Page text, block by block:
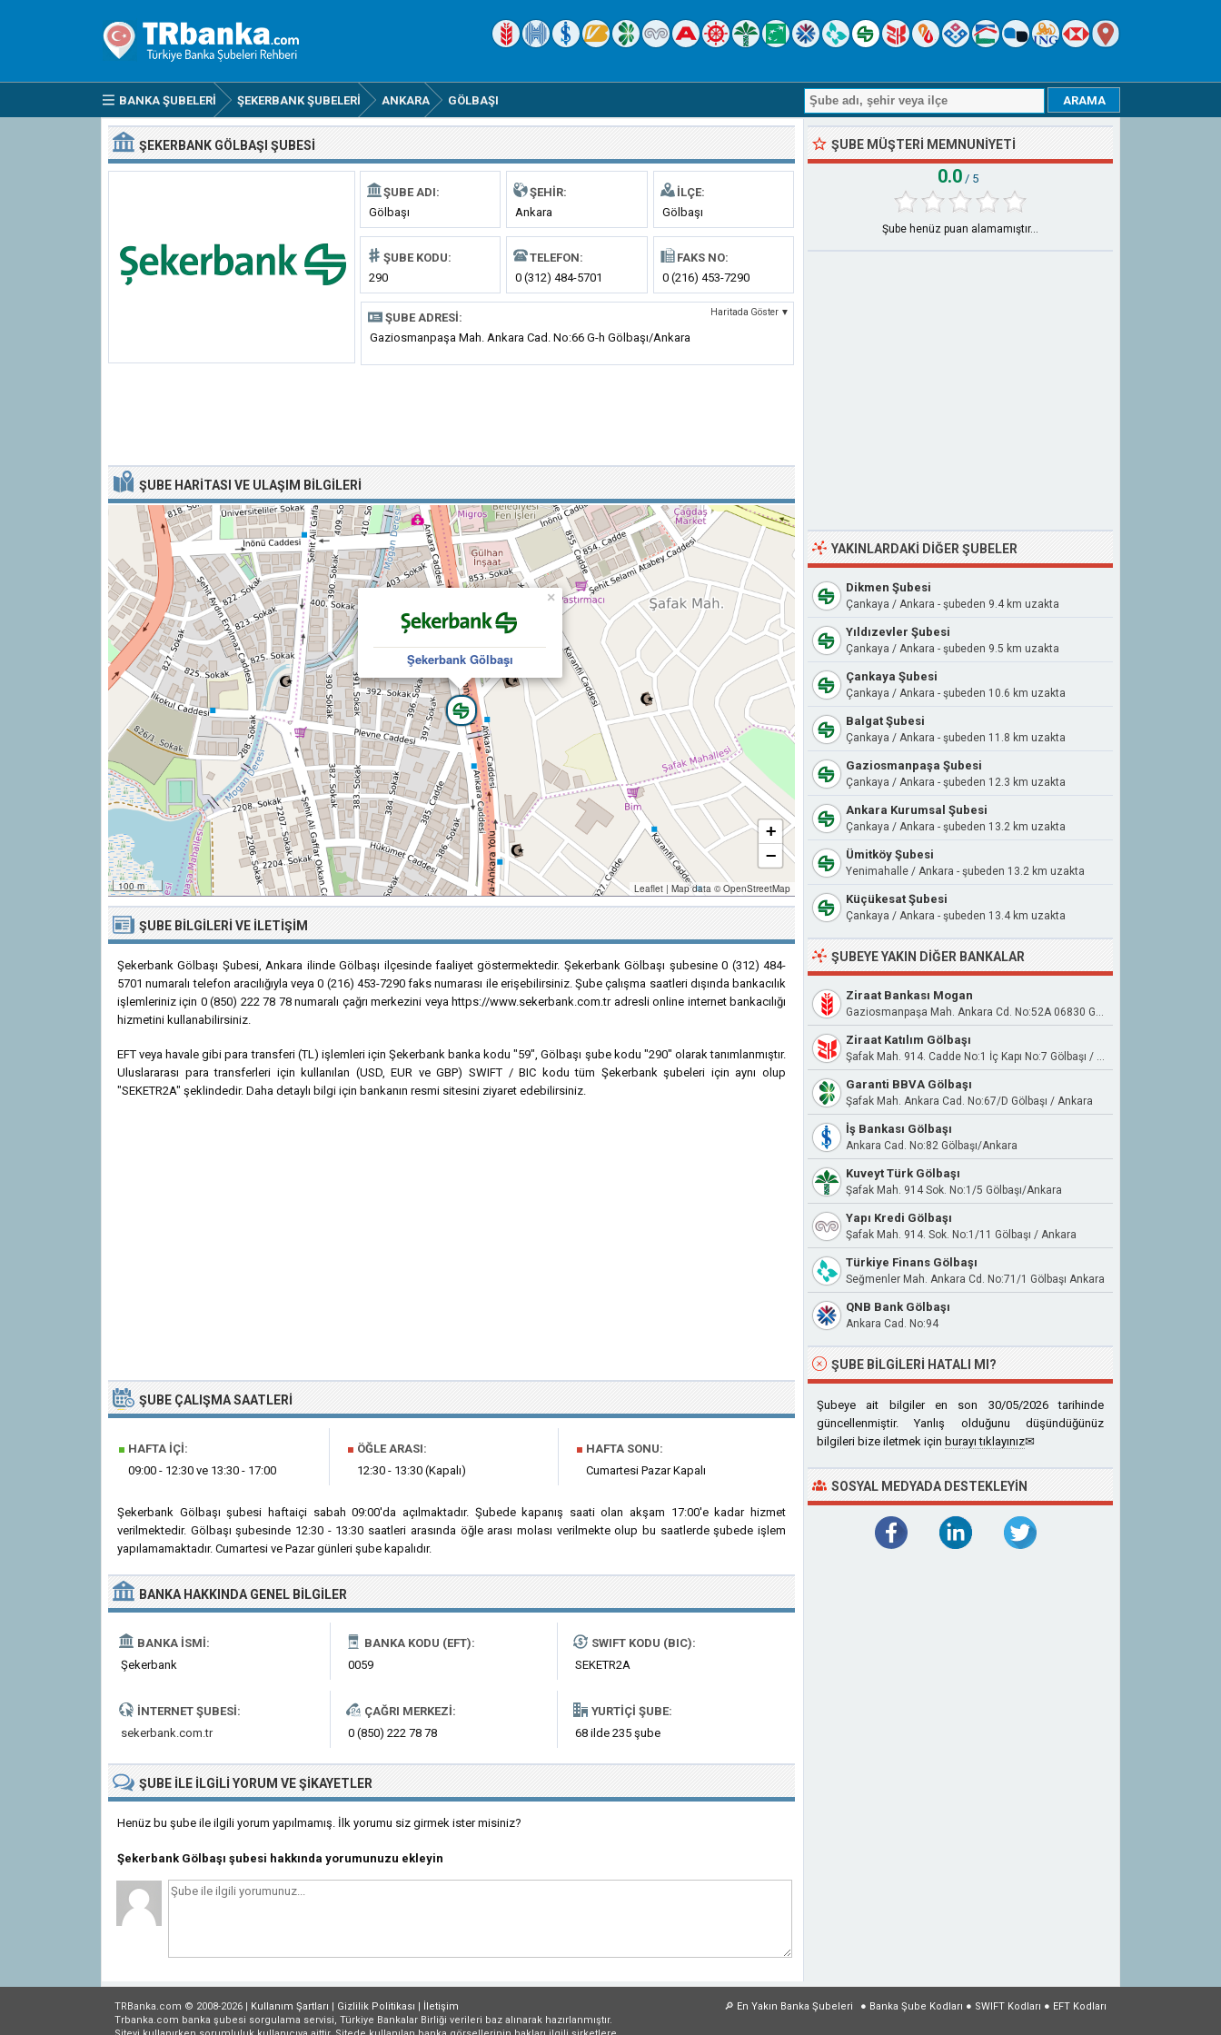
BANKA ŞUBELERI ŞEKERBANK ŞUBELERI ANKARA GÖLBAŞI
ŞEKERBANK GÖLBAŞI ŞUBESI
ŞUBE ADI:
Gölbaşı
ŞEHIR:
Ankara
İLÇE:
Gölbaşı
ŞUBE KODU:
290
TELEFON:
0 (312) 484-5701
FAKS NO:
0 (216) 453-7290
ŞUBE ADRESI: Haritada Göster ▼
Gaziosmanpaşa Mah. Ankara Cad. No:66 G-h Gölbaşı/Ankara
ŞUBE HARITASI VE ULAŞIM BILGILERI
Şekerbank Gölbaşı
×
100 m
+
−
Leaflet | Map data ©OpenStreetMap
ŞUBE BILGILERI VE İLETIŞIM
Şekerbank Gölbaşı Şubesi, Ankara ilinde Gölbaşı ilçesinde faaliyet göstermektedir. Şekerbank Gölbaşı şubesine 0 (312) 484-
5701 numaralı telefon aracılığıyla veya 0 (216) 453-7290 faks numarası ile erişebilirsiniz. Şube çalışma saatleri dışında bankacılık
işlemleriniz için 0 (850) 222 78 78 numaralı çağrı merkezini veya https://www.sekerbank.com.tr adresli online internet bankacılığı
hizmetini kullanabilirsiniz.
EFT veya havale gibi para transferi (TL) işlemleri için Şekerbank banka kodu "59", Gölbaşı şube kodu "290" olarak tanımlanmıştır.
Uluslararası para transferleri için kullanılan (USD, EUR ve GBP) SWIFT / BIC kodu tüm Şekerbank şubeleri için aynı olup
"SEKETR2A" şeklindedir. Daha detaylı bilgi için bankanın resmi sitesini ziyaret edebilirsiniz.
ŞUBE ÇALIŞMA SAATLERI
■ HAFTA İÇI:
09:00 - 12:30 ve 13:30 - 17:00
■ ÖĞLE ARASI:
12:30 - 13:30 (Kapalı)
■ HAFTA SONU:
Cumartesi Pazar Kapalı
Şekerbank Gölbaşı şubesi haftaiçi sabah 09:00'da açılmaktadır. Şubede kapanış saati olan akşam 17:00'e kadar hizmet
verilmektedir. Gölbaşı şubesinde 12:30 - 13:30 saatleri arasında öğle arası molası verilmekte olup bu saatlerde şubede işlem
yapılamamaktadır. Cumartesi ve Pazar günleri şube kapalıdır.
BANKA HAKKINDA GENEL BILGILER
BANKA İSMI:
Şekerbank
BANKA KODU (EFT):
0059
SWIFT KODU (BIC):
SEKETR2A
İNTERNET ŞUBESI:
sekerbank.com.tr
ÇAĞRI MERKEZI:
0 (850) 222 78 78
YURTIÇI ŞUBE:
68 ilde 235 şube
ŞUBE ILE İLGILIYORUM VE ŞIKAYETLER
Henüz bu şube ile ilgili yorum yapılmamış. İlk yorumu siz girmek ister misiniz?
Şekerbank Gölbaşı şubesi hakkında yorumunuzu ekleyin
ŞUBE MÜŞTERI MEMNUNIYETI
0.0 / 5
Şube henüz puan alamamıştır...
YAKINLARDAKI DIĞER ŞUBELER
Dikmen Şubesi
Çankaya / Ankara - şubeden 9.4 km uzakta
Yıldızevler Şubesi
Çankaya / Ankara - şubeden 9.5 km uzakta
Çankaya Şubesi
Çankaya / Ankara - şubeden 10.6 km uzakta
Balgat Şubesi
Çankaya / Ankara - şubeden 11.8 km uzakta
Gaziosmanpaşa Şubesi
Çankaya / Ankara - şubeden 12.3 km uzakta
Ankara Kurumsal Şubesi
Çankaya / Ankara - şubeden 13.2 km uzakta
Ümitköy Şubesi
Yenimahalle / Ankara - şubeden 13.2 km uzakta
Küçükesat Şubesi
Çankaya / Ankara - şubeden 13.4 km uzakta
ŞUBEYE YAKIN DIĞER BANKALAR
Ziraat Bankası Mogan
Gaziosmanpaşa Mah. Ankara Cd. No:52A 06830 Gölbaşı Ankara
Ziraat Katılım Gölbaşı
Şafak Mah. 914. Cadde No:1 İç Kapı No:7 Gölbaşı / Ankara
Garanti BBVA Gölbaşı
Şafak Mah. Ankara Cad. No:67/D Gölbaşı / Ankara
İş Bankası Gölbaşı
Ankara Cad. No:82 Gölbaşı/Ankara
Kuveyt Türk Gölbaşı
Şafak Mah. 914 Sok. No:1/5 Gölbaşı/Ankara
Yapı Kredi Gölbaşı
Şafak Mah. 914. Sok. No:1/11 Gölbaşı / Ankara
Türkiye Finans Gölbaşı
Seğmenler Mah. Ankara Cd. No:71/1 Gölbaşı Ankara
QNB Bank Gölbaşı
Ankara Cad. No:94
ŞUBE BILGILERI HATALI MI?
Şubeye ait bilgiler en son 30/05/2026 tarihinde
güncellenmiştir. Yanlış olduğunu düşündüğünüz
bilgileri bize iletmek için burayı tıklayınız✉
SOSYAL MEDYADA DESTEKLEYIN
● Banka Şube Kodları ● SWIFT Kodları ● EFT Kodları
🔎 En Yakın Banka Şubeleri
TRBanka.com © 2008-2026 | Kullanım Şartları | Gizlilik Politikası | İletişim
Trbanka.com banka şubesi sorgulama servisi, Türkiye Bankalar Birliği verileri baz alınarak hazırlanmıştır.